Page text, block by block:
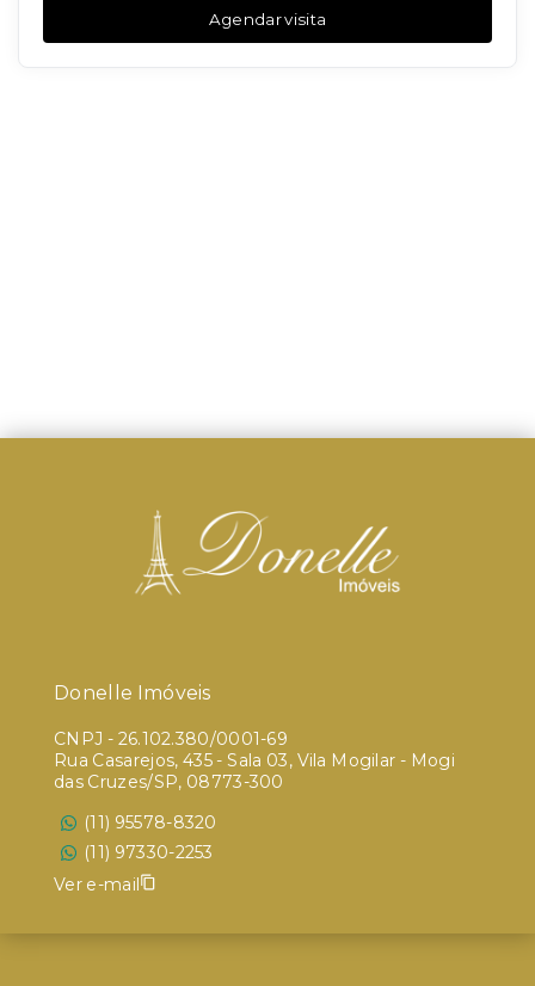
Agendar visita
Donelle Imóveis
CNPJ - 26.102.380/0001-69
Rua Casarejos, 435 - Sala 03, Vila Mogilar - Mogi
das Cruzes/SP, 08773-300
(11) 95578-8320
(11) 97330-2253
Ver e-mail